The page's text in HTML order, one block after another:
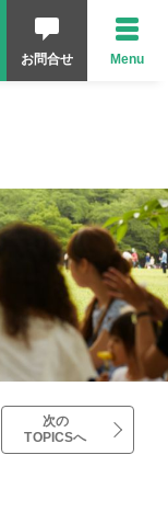
お問合せ Menu
次の
TOPICSへ